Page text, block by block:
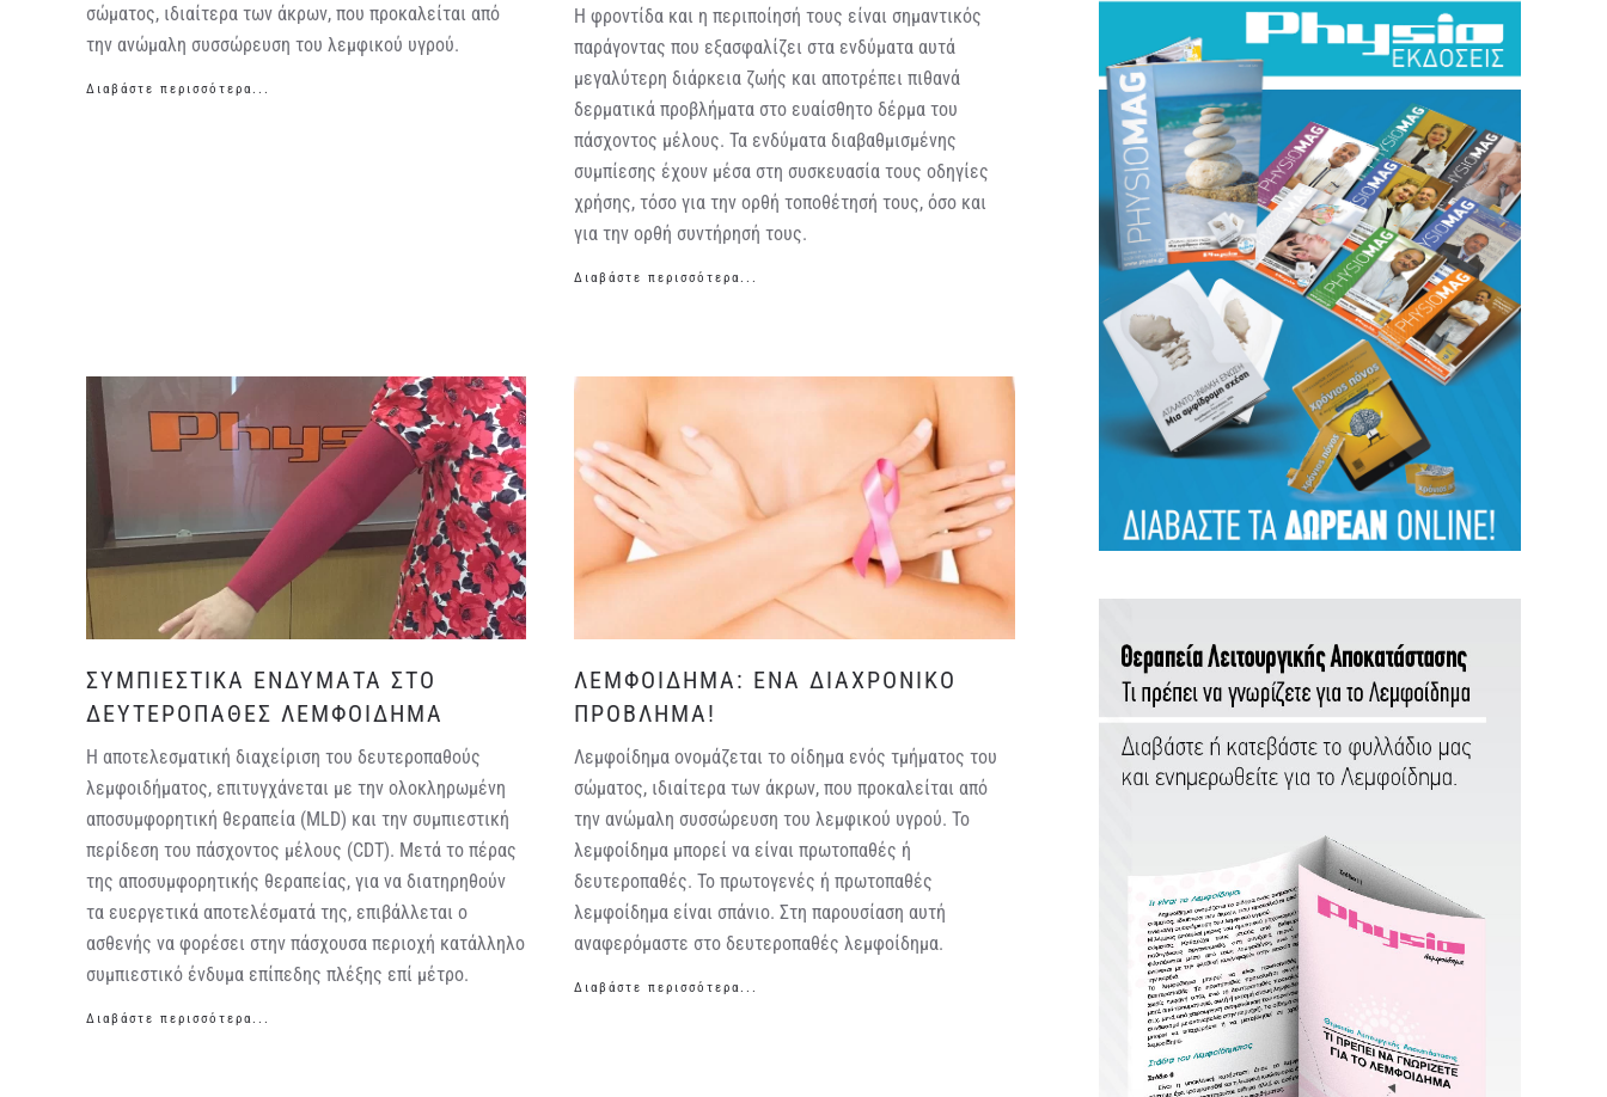
σώματος, ιδιαίτερα των άκρων, που προκαλείται από
την ανώμαλη συσσώρευση του λεμφικού υγρού.
Διαβάστε περισσότερα...
Η φροντίδα και η περιποίησή τους είναι σημαντικός
παράγοντας που εξασφαλίζει στα ενδύματα αυτά
μεγαλύτερη διάρκεια ζωής και αποτρέπει πιθανά
δερματικά προβλήματα στο ευαίσθητο δέρμα του
πάσχοντος μέλους. Τα ενδύματα διαβαθμισμένης
συμπίεσης έχουν μέσα στη συσκευασία τους οδηγίες
χρήσης, τόσο για την ορθή τοποθέτησή τους, όσο και
για την ορθή συντήρησή τους.
Διαβάστε περισσότερα...
ΣΥΜΠΙΕΣΤΙΚΑ ΕΝΔΥΜΑΤΑ ΣΤΟ
ΔΕΥΤΕΡΟΠΑΘΕΣ ΛΕΜΦΟΙΔΗΜΑ
Η αποτελεσματική διαχείριση του δευτεροπαθούς
λεμφοιδήματος, επιτυγχάνεται με την ολοκληρωμένη
αποσυμφορητική θεραπεία (MLD) και την συμπιεστική
περίδεση του πάσχοντος μέλους (CDT). Μετά το πέρας
της αποσυμφορητικής θεραπείας, για να διατηρηθούν
τα ευεργετικά αποτελέσματά της, επιβάλλεται ο
ασθενής να φορέσει στην πάσχουσα περιοχή κατάλληλο
συμπιεστικό ένδυμα επίπεδης πλέξης επί μέτρο.
Διαβάστε περισσότερα...
ΛΕΜΦΟΙΔΗΜΑ: ΕΝΑ ΔΙΑΧΡΟΝΙΚΟ
ΠΡΟΒΛΗΜΑ!
Λεμφοίδημα ονομάζεται το οίδημα ενός τμήματος του
σώματος, ιδιαίτερα των άκρων, που προκαλείται από
την ανώμαλη συσσώρευση του λεμφικού υγρού. Το
λεμφοίδημα μπορεί να είναι πρωτοπαθές ή
δευτεροπαθές. To πρωτογενές ή πρωτοπαθές
λεμφοίδημα είναι σπάνιο. Στη παρουσίαση αυτή
αναφερόμαστε στο δευτεροπαθές λεμφοίδημα.
Διαβάστε περισσότερα...